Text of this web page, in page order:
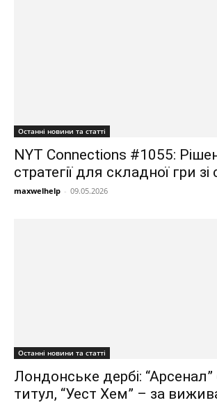
Останні новини та статті
NYT Connections #1055:
стратегії для складної гри
maxwelhelp - 09.05.2026
Останні новини та статті
Лондонське дербі: “Арсенал”
титул, “Уест Хем” – за